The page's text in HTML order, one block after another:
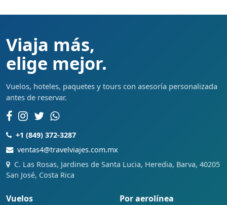
Viaja más,
elige mejor.
Vuelos, hoteles, paquetes y tours con asesoría personalizada
antes de reservar.
+1 (849) 372-3287
ventas4@travelviajes.com.mx
C. Las Rosas, Jardines de Santa Lucia, Heredia, Barva, 40205
San José, Costa Rica
Vuelos Por aerolínea